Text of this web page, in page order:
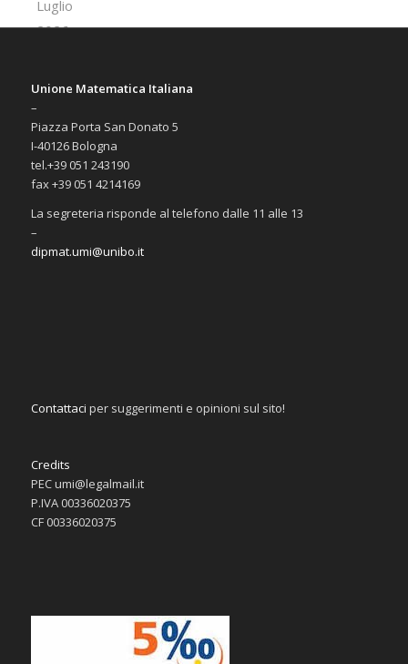
Unione Matematica Italiana
–
Piazza Porta San Donato 5
I-40126 Bologna
tel.+39 051 243190
fax +39 051 4214169
La segreteria risponde al telefono dalle 11 alle 13
–
dipmat.umi@unibo.it
Contattaci per suggerimenti e opinioni sul sito!
Credits
PEC umi@legalmail.it
P.IVA 00336020375
CF 00336020375